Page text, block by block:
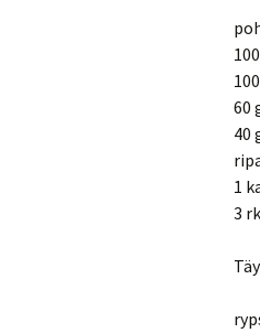
60
40
1
3